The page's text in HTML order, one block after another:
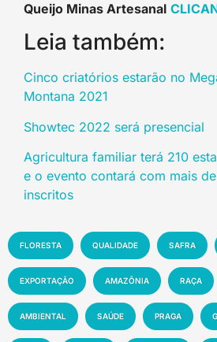
Queijo Minas Artesanal
Leia também:
Cinco criatórios estarão no
Montana 2021
Showtec 2022 será presencial
Agricultura familiar terá 210
e o evento contará com mais
inscritos
FLORESTA QUALIDADE SAFRA
EXPORTAÇÃO AMAZÔNIA RAÇA
AMBIENTAL SAÚDE PRAGA